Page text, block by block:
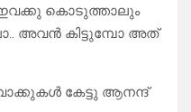
ഇവക്കു കൊടുത്താലും
അവൻ കിട്ടുമ്പോ അത്
കേട്ടു ആനന്ദ്